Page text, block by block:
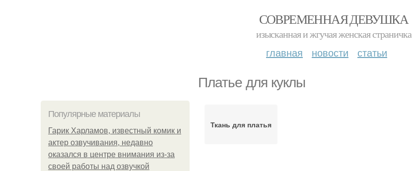
СОВРЕМЕННАЯ ДЕВУШКА
изысканная и жгучая женская страничка
главная новости статьи
Платье для куклы
Популярные материалы
Гарик Харламов, известный комик и
актер озвучивания, недавно
оказался в центре внимания из-за
своей работы над озвучкой
Ткань для платья